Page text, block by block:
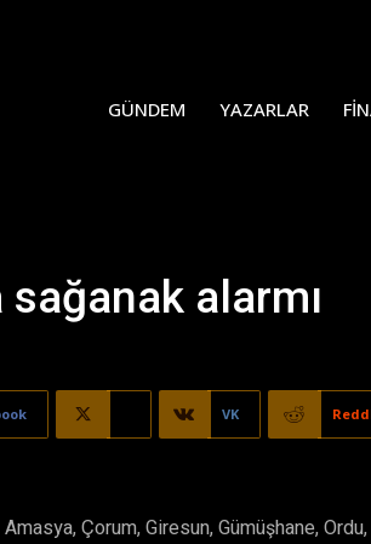
GÜNDEM YAZARLAR
alarmı
VK
Çorum, Giresun, Gümüşhane,